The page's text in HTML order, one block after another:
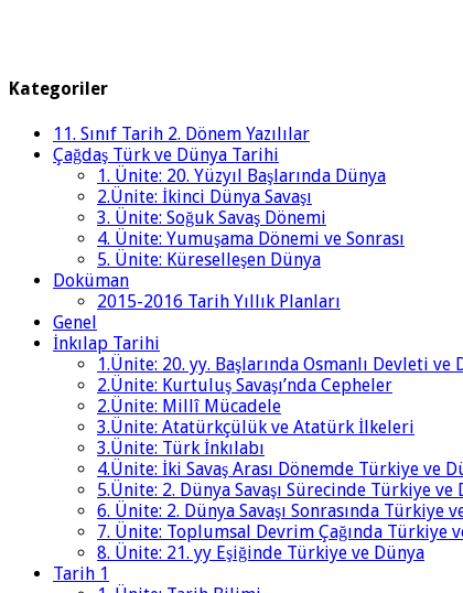
Kategoriler
11. Sınıf Tarih 2. Dönem Yazılılar
Çağdaş Türk ve Dünya Tarihi
1. Ünite: 20. Yüzyıl Başlarında Dünya
2.Ünite: İkinci Dünya Savaşı
3. Ünite: Soğuk Savaş Dönemi
4. Ünite: Yumuşama Dönemi ve Sonrası
5. Ünite: Küreselleşen Dünya
Doküman
2015-2016 Tarih Yıllık Planları
Genel
İnkılap Tarihi
1.Ünite: 20. yy. Başlarında Osmanlı Devleti ve
2.Ünite: Kurtuluş Savaşı’nda Cepheler
2.Ünite: Millî Mücadele
3.Ünite: Atatürkçülük ve Atatürk İlkeleri
3.Ünite: Türk İnkılabı
4.Ünite: İki Savaş Arası Dönemde Türkiye ve
5.Ünite: 2. Dünya Savaşı Sürecinde Türkiye ve
6. Ünite: 2. Dünya Savaşı Sonrasında Türkiye
7. Ünite: Toplumsal Devrim Çağında Türkiye
8. Ünite: 21. yy Eşiğinde Türkiye ve Dünya
Tarih 1